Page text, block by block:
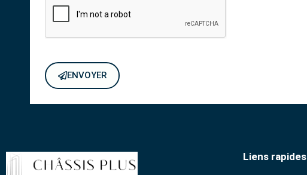
ENVOYER
Liens rapides